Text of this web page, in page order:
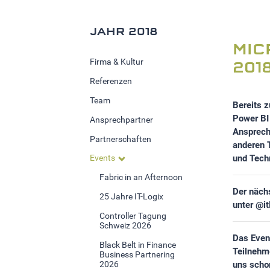
JAHR 2018
Firma & Kultur
Referenzen
Team
Ansprechpartner
Partnerschaften
Events
Fabric in an Afternoon
25 Jahre IT-Logix
Controller Tagung
Schweiz 2026
Black Belt in Finance
Business Partnering
2026
Bereits
Power
anderen
und
Der
unter
Das
uns
cookie_consent
Dieser Cookie speichert die
ausgewählten Einverständnis-
Statistik Cookies erfassen Informationen anonym.
Diese Informationen helfen uns zu verstehen, wie
Google Analytics